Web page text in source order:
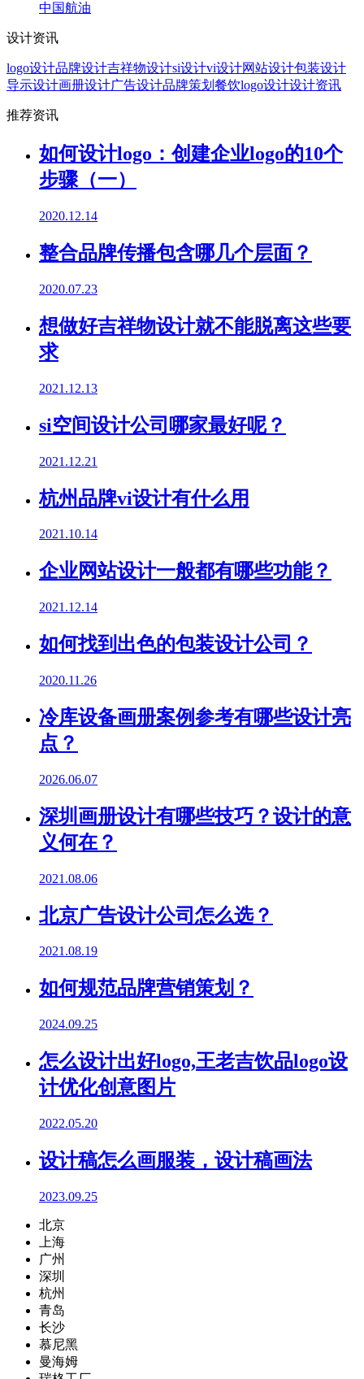
中国航油
设计资讯
logo设计品牌设计吉祥物设计si设计vi设计网站设计包装设计
导示设计画册设计广告设计品牌策划 餐饮logo设计设计资讯
推荐资讯
如何设计logo：创建企业logo的10个
步骤（一）
2020.12.14
整合品牌传播包含哪几个层面？
2020.07.23
想做好吉祥物设计就不能脱离这些要
求
2021.12.13
si空间设计公司哪家最好呢？
2021.12.21
杭州品牌vi设计有什么用
2021.10.14
企业网站设计一般都有哪些功能？
2021.12.14
如何找到出色的包装设计公司？
2020.11.26
冷库设备画册案例参考有哪些设计亮
点？
2026.06.07
深圳画册设计有哪些技巧？设计的意
义何在？
2021.08.06
北京广告设计公司怎么选？
2021.08.19
如何规范品牌营销策划？
2024.09.25
怎么设计出好logo,王老吉饮品logo设
计优化创意图片
2022.05.20
设计稿怎么画服装，设计稿画法
2023.09.25
北京
上海
广州
深圳
杭州
青岛
长沙
慕尼黑
曼海姆